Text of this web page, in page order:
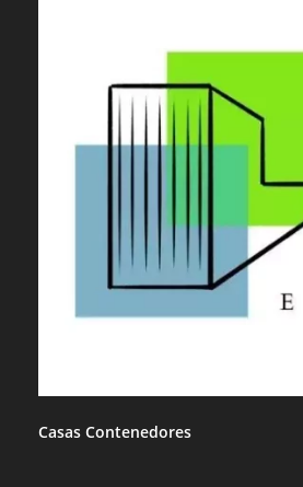
Casas Contenedores